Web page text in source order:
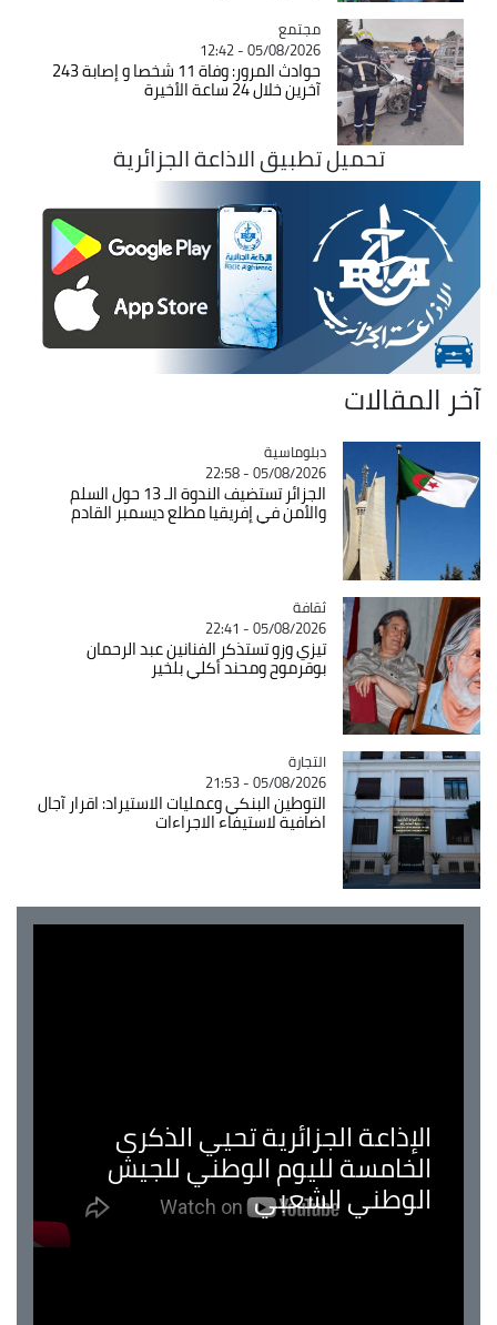
Catégorie
مجتمع
05/08/2026 - 12:42
حوادث المرور: وفاة 11 شخصا و إصابة 243
آخرين خلال 24 ساعة الأخيرة
تحميل تطبيق الاذاعة الجزائرية
آخر المقالات
Catégorie
دبلوماسية
05/08/2026 - 22:58
الجزائر تستضيف الندوة الـ 13 حول السلم
والأمن في إفريقيا مطلع ديسمبر القادم
Catégorie
ثقافة
05/08/2026 - 22:41
تيزي وزو تستذكر الفنانين عبد الرحمان
بوقرموح ومحند أكلي بلخير
Catégorie
التجارة
05/08/2026 - 21:53
التوطين البنكي وعمليات الاستيراد: اقرار آجال
اضافية لاستيفاء الاجراءات
الإذاعة الجزائرية تحيي الذكرى
الخامسة لليوم الوطني للجيش
الوطني الشعبي